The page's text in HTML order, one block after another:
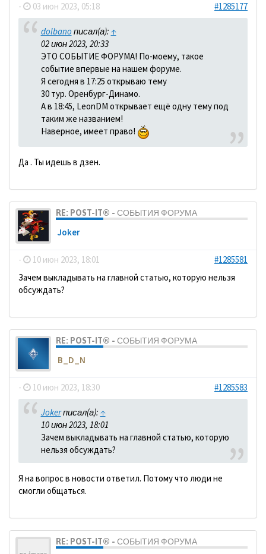
- 03 июн 2023, 05:18 #1285177
dolbano писал(а): ↑
02 июн 2023, 20:33
ЭТО СОБЫТИЕ ФОРУМА! По-моему, такое
событие впервые на нашем форуме.
Я сегодня в 17:25 открываю тему
30 тур. Оренбург-Динамо.
А в 18:45, LeonDM открывает ещё одну тему под
таким же названием!
Наверное, имеет право!
Да . Ты идешь в дзен.
RE: POST-IT® - СОБЫТИЯ ФОРУМА
Joker
- 10 июн 2023, 18:01
#1285581
Зачем выкладывать на главной статью, которую нельзя
обсуждать?
RE: POST-IT® - СОБЫТИЯ ФОРУМА
B_D_N
- 10 июн 2023, 18:30 #1285583
Jokerписал(а): ↑
10 июн 2023, 18:01
Зачем выкладывать на главной статью, которую
нельзя обсуждать?
Я на вопрос в новости ответил. Потому что люди не
смогли общаться.
RE: POST-IT® - СОБЫТИЯ ФОРУМА